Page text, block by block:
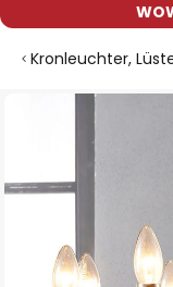
Kronleuchter,
Bildgalerie